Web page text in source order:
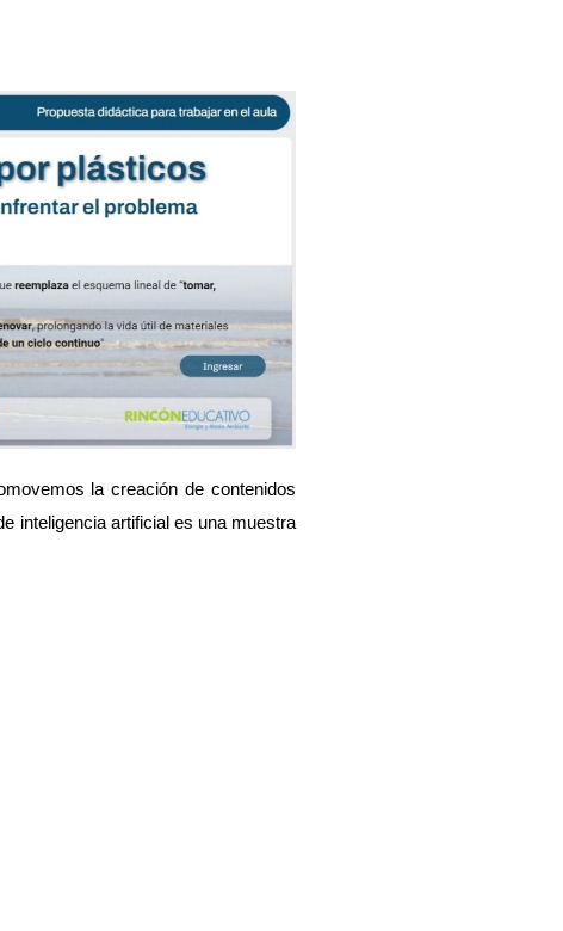
la creación de contenidos
inteligencia artificial es una muestra